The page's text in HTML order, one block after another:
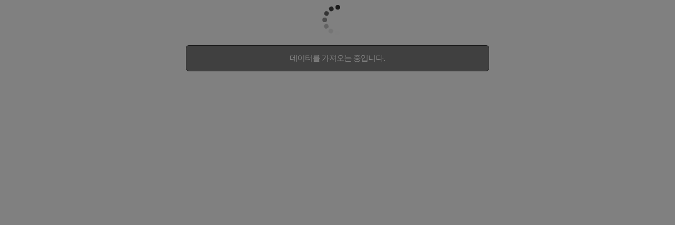
데이터를 가져오는 중입니다.